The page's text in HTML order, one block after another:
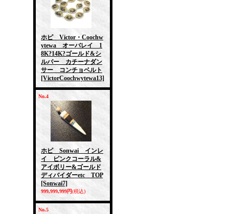
ホピ Victor・Coochw
ytewa オーバレイ 1
8K?14K?ゴールド&シ
ルバー カチーナダン
サー コンチョベルト
[VictorCoochwytewa13]
No.4
ホピ Sonwai インレ
イ ピンクコーラル&
アイボリー&ゴールド
ディバイダーetc TOP
[Sonwai7]
999,999,999円(税込)
No.5